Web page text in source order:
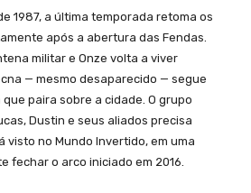
1987, a última temporada retoma os
após a abertura das Fendas.
militar e Onze volta a viver
— mesmo desaparecido — segue
paira sobre a cidade. O grupo
Dustin e seus aliados precisa
visto no Mundo Invertido, em uma
fechar o arco iniciado em 2016.